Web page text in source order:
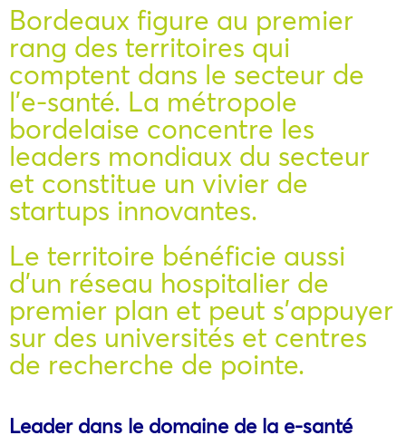
Bordeaux figure au premier
rang des territoires qui
comptent dans le secteur de
l’e-santé. La métropole
bordelaise concentre les
leaders mondiaux du secteur
et constitue un vivier de
startups innovantes.
Le territoire bénéficie aussi
d’un réseau hospitalier de
premier plan et peut s’appuyer
sur des universités et centres
de recherche de pointe.
Leader dans le domaine de la e-santé